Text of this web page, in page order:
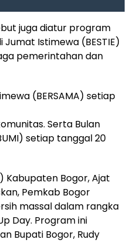
juga diatur program
Jumat Istimewa (BESTIE)
pemerintahan dan
(BERSAMA) setiap
Serta Bulan
setiap tanggal 20
Kabupaten Bogor, Ajat
Pemkab Bogor
massal dalam rangka
Day. Program ini
Bupati Bogor, Rudy